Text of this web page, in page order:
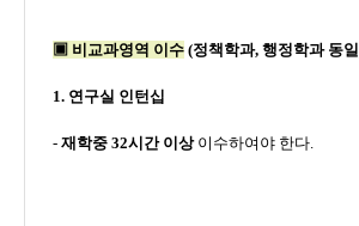
▣ 비교과영역 이수 (정책학과, 행정학과 동일
1. 연구실 인턴십
- 재학중 32시간 이상 이수하여야 한다.